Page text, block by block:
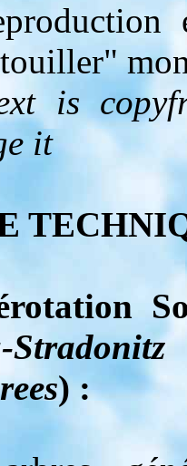
is
it
) :